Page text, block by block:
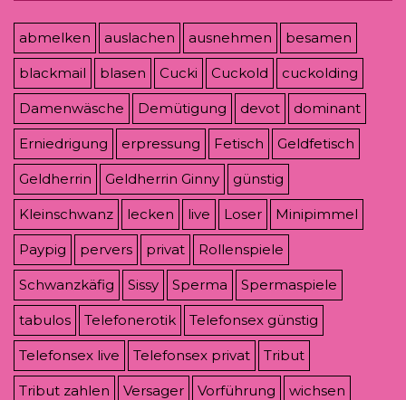
abmelken auslachen ausnehmen besamen
blackmail blasen Cucki Cuckold cuckolding
Damenwäsche Demütigung devot dominant
Erniedrigung erpressung Fetisch Geldfetisch
Geldherrin Geldherrin Ginny günstig
Kleinschwanz lecken live Loser Minipimmel
Paypig pervers privat Rollenspiele
Schwanzkäfig Sissy Sperma Spermaspiele
tabulos Telefonerotik Telefonsex günstig
Telefonsex live Telefonsex privat Tribut
Tribut zahlen Versager Vorführung wichsen